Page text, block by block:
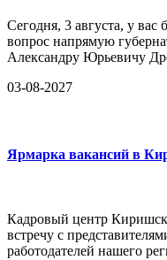
Сегодня, 3 августа, у вас
вопрос напрямую
Александру Юрьевичу
03-08-2027
Ярмарка вакансий в
Кадровый центр
встречу с
работодателей нашего